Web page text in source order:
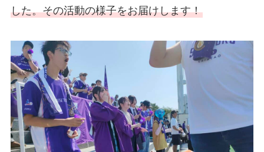
した。その活動の様子をお届けします！